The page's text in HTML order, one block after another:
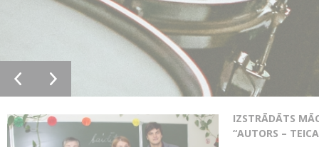
IZSTRĀDĀTS
“AUTORS –